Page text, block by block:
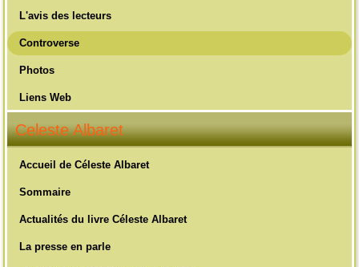
L'avis des lecteurs
Controverse
Photos
Liens Web
Celeste Albaret
Accueil de Céleste Albaret
Sommaire
Actualités du livre Céleste Albaret
La presse en parle